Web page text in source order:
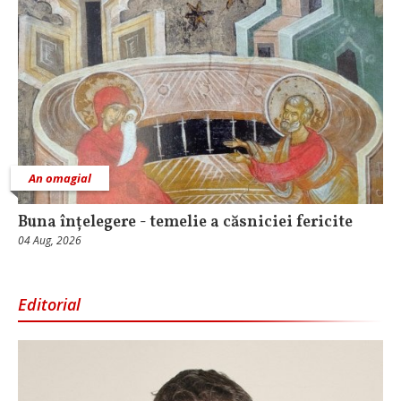
An omagial
Buna înțelegere - temelie a căsniciei fericite
04 Aug, 2026
Editorial